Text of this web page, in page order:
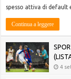
spesso attiva di
Continua a leggere
4